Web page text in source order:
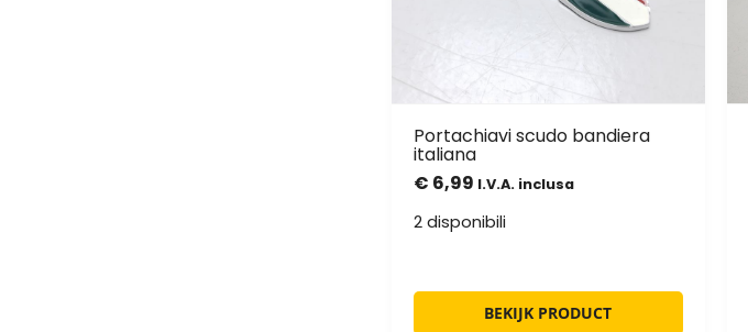
Portachiavi scudo bandiera
italiana
€ 6,99 I.V.A. inclusa
2 disponibili
BEKIJK PRODUCT